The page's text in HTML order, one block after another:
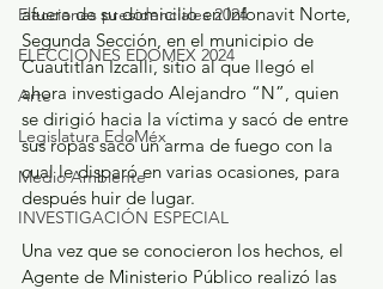
Elecciones presidenciales 2024
ELECCIONES EDOMEX 2024
Arte
Legislatura EdoMéx
Medio Ambiente
INVESTIGACIÓN ESPECIAL
afuera de su domicilio en Infonavit Norte,
Segunda Sección, en el municipio de
Cuautitlán Izcalli, sitio al que llegó el
ahora investigado Alejandro “N”, quien
se dirigió hacia la víctima y sacó de entre
sus ropas sacó un arma de fuego con la
cual le disparó en varias ocasiones, para
después huir de lugar.
Una vez que se conocieron los hechos, el
Agente de Ministerio Público realizó las